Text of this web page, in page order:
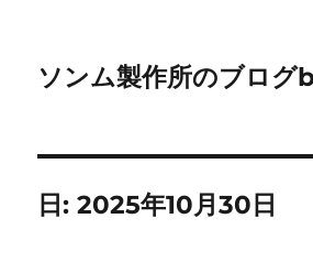
ソンム製作所のブログ
日:2025年10月30日